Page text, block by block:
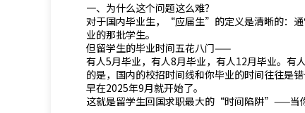
一、为什么这个问题这么难？
对于国内毕业生，“应届生”的定义是清晰的：
业的那批学生。
但留学生的毕业时间五花八门——
有人5月毕业，有人8月毕业，有人12月毕业。有
的是，国内的校招时间线和你毕业的时间往往是
早在2025年9月就开始了。
这就是留学生回国求职最大的“时间陷阱”——当